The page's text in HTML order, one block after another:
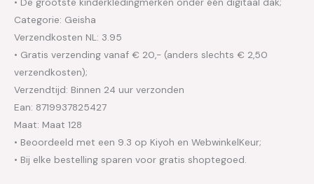
Categorie: Geisha
Verzendkosten NL: 3.95
• Gratis verzending vanaf € 20,- (anders slechts € 2,50
verzendkosten);
Verzendtijd: Binnen 24 uur verzonden
Ean: 8719937825427
Maat: Maat 128
• Beoordeeld met een 9.3 op Kiyoh en WebwinkelKeur;
• Bij elke bestelling sparen voor gratis shoptegoed.